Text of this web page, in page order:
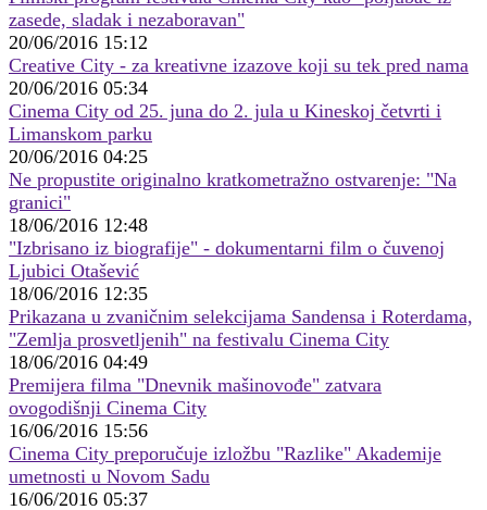
zasede, sladak i nezaboravan"
20/06/2016 15:12
Creative City - za kreativne izazove koji su tek pred nama
20/06/2016 05:34
Cinema City od 25. juna do 2. jula u Kineskoj četvrti i
Limanskom parku
20/06/2016 04:25
Ne propustite originalno kratkometražno ostvarenje: "Na
granici"
18/06/2016 12:48
"Izbrisano iz biografije" - dokumentarni film o čuvenoj
Ljubici Otašević
18/06/2016 12:35
Prikazana u zvaničnim selekcijama Sandensa i Roterdama,
"Zemlja prosvetljenih" na festivalu Cinema City
18/06/2016 04:49
Premijera filma "Dnevnik mašinovođe" zatvara
ovogodišnji Cinema City
16/06/2016 15:56
Cinema City preporučuje izložbu "Razlike" Akademije
umetnosti u Novom Sadu
16/06/2016 05:37